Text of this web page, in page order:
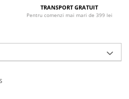
TRANSPORT GRATUIT
Pentru comenzi mai mari de 399 lei